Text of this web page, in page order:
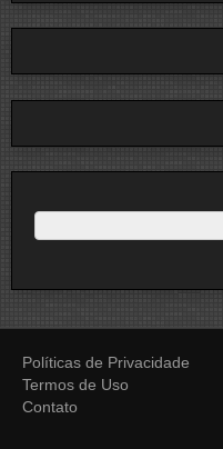
Políticas de Privacidade
Termos de Uso
Contato